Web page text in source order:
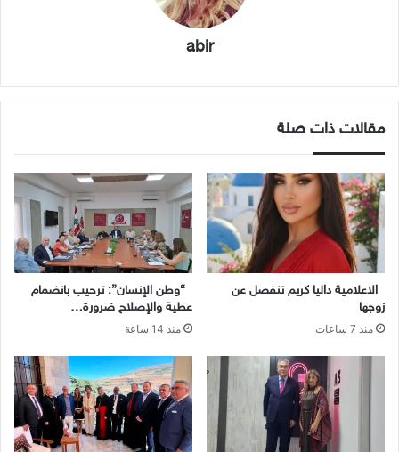
abir
مقالات ذات صلة
الاعلامية داليا كريم تنفصل عن
زوجها
منذ 7 ساعات
“وطن الإنسان”: ترحيب بانضمام
عطية والإصلاح ضرورة…
منذ 14 ساعة